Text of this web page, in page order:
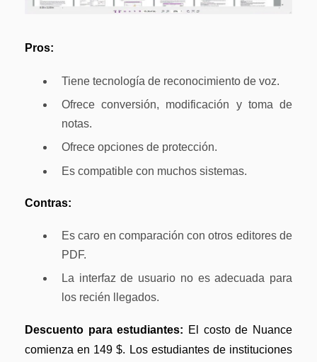
Pros:
Tiene tecnología de reconocimiento de voz.
Ofrece conversión, modificación y toma de
notas.
Ofrece opciones de protección.
Es compatible con muchos sistemas.
Contras:
Es caro en comparación con otros editores de
PDF.
La interfaz de usuario no es adecuada para
los recién llegados.
Descuento para estudiantes: El costo de Nuance
comienza en 149 $. Los estudiantes de instituciones